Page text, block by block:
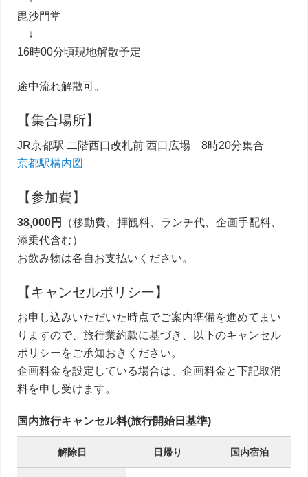
毘沙門堂
↓
16時00分頃現地解散予定
途中流れ解散可。
【集合場所】
JR京都駅 二階西口改札前 西口広場 8時20分集合
京都駅構内図
【参加費】
38,000円
（移動費、拝観料、ランチ代、企画手配料、
添乗代含む）
お飲み物は各自お支払いください。
【キャンセルポリシー】
お申し込みいただいた時点でご案内準備を進めてまい
りますので、旅行業約款に基づき、以下のキャンセル
ポリシーをご承知おきください。
企画料金を設定している場合は、企画料金と下記取消
料を申し受けます。
国内旅行キャンセル料(旅行開始日基準)
解除日 日帰り 国内宿泊